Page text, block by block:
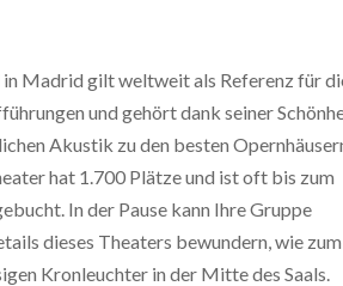
in Madrid gilt weltweit als Referenz für
und gehört dank seiner
Akustik zu den besten
hat 1.700 Plätze und ist oft bis zum
In der Pause kann Ihre Gruppe
dieses Theaters bewundern, wie zum
Kronleuchter in der Mitte des Saals.